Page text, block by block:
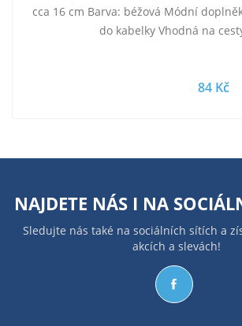
cca 16 cm Barva: béžová Módní
do kabelky Vhodná na
84 Kč
NAJDETE NÁS I NA
Sledujte nás také na sociálních sítích a
akcích a slevách!